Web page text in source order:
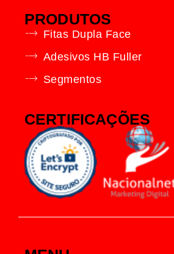
PRODUTOS
Fitas Dupla Face
Adesivos HB Fuller
Segmentos
CERTIFICAÇÕES